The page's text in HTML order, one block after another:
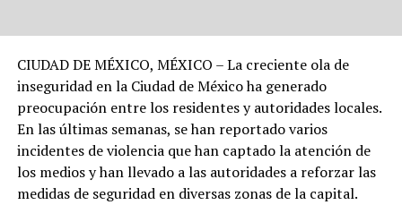
CIUDAD DE MÉXICO, MÉXICO – La creciente ola de
inseguridad en la Ciudad de México ha generado
preocupación entre los residentes y autoridades locales.
En las últimas semanas, se han reportado varios
incidentes de violencia que han captado la atención de
los medios y han llevado a las autoridades a reforzar las
medidas de seguridad en diversas zonas de la capital.